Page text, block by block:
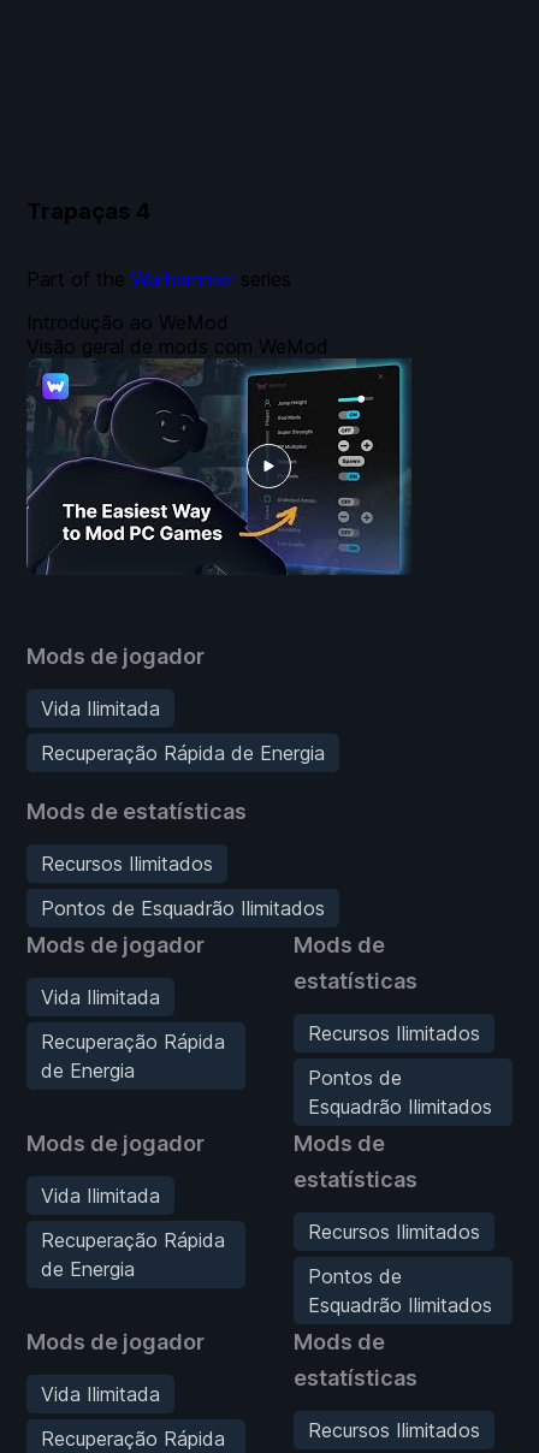
Trapaças 4
Mods de jogador
Vida Ilimitada
Recuperação Rápida de Energia
Mods de estatísticas
Recursos Ilimitados
Pontos de Esquadrão Ilimitados
Mods de jogador
Vida Ilimitada
Recuperação Rápida
de Energia
Mods de
estatísticas
Recursos Ilimitados
Pontos de
Esquadrão Ilimitados
Mods de jogador
Vida Ilimitada
Recuperação Rápida
de Energia
Mods de
estatísticas
Recursos Ilimitados
Pontos de
Esquadrão Ilimitados
Mods de jogador
Vida Ilimitada
Recuperação Rápida
Mods de
estatísticas
Recursos Ilimitados
Introdução ao WeMod
Visão geral de mods com WeMod
Part of the Warhammer series